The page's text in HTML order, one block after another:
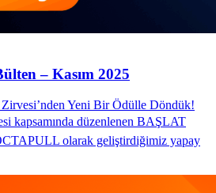
– Kasım 2025
Yeni Bir Ödülle Döndük!
kapsamında düzenlenen BAŞLAT
olarak geliştirdiğimiz yapay